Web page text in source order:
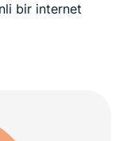
bir internet